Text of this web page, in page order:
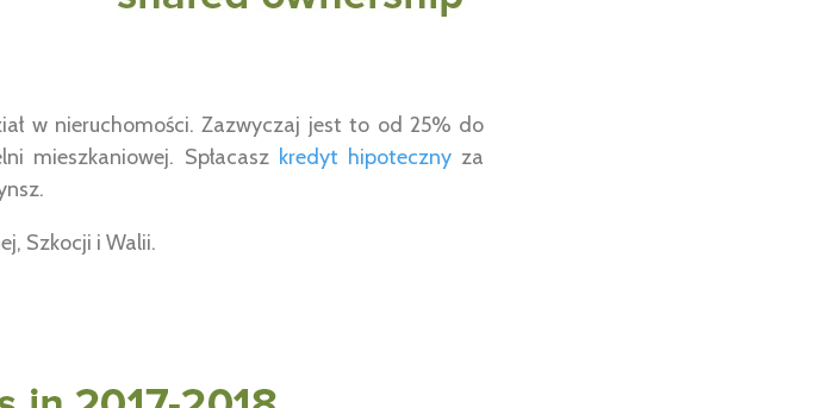
w nieruchomości. Zazwyczaj jest to od 25% do
mieszkaniowej. Spłacasz kredyt hipoteczny za
Szkocji i Walii.